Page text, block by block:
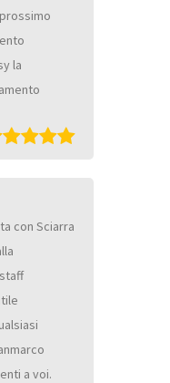
la
con Sciarra
a voi.